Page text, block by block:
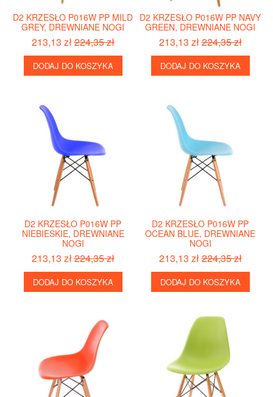
D2 KRZESŁO P016W PP MILD
GREY, DREWNIANE NOGI
213,13 zł224,35 zł
DODAJ DO KOSZYKA
D2 KRZESŁO P016W PP NAVY
GREEN, DREWNIANE NOGI
213,13 zł224,35 zł
DODAJ DO KOSZYKA
D2 KRZESŁO P016W PP
NIEBIESKIE, DREWNIANE
NOGI
213,13 zł224,35 zł
DODAJ DO KOSZYKA
D2 KRZESŁO P016W PP
OCEAN BLUE, DREWNIANE
NOGI
213,13 zł224,35 zł
DODAJ DO KOSZYKA